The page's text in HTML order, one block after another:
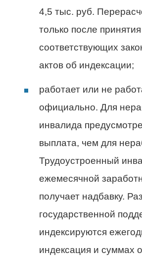
4,5 тыс. руб.
только после
соответствующих
актов об индексации;
работает или не
официально. Для
инвалида
выплата, чем для
Трудоустроенный
ежемесячной
получает надбавку.
государственной
индексируются
индексация и суммах